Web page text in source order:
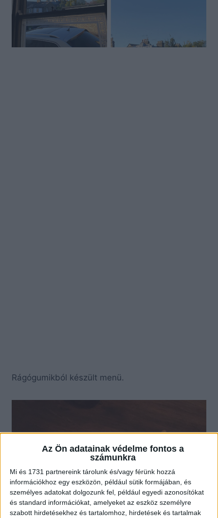
Az Ön adatainak védelme fontos a
számunkra
Mi és 1731 partnereink tárolunk és/vagy férünk hozzá
információkhoz egy eszközön, például sütik formájában, és
személyes adatokat dolgozunk fel, például egyedi azonosítókat
és standard információkat, amelyeket az eszköz személyre
szabott hirdetésekhez és tartalomhoz, hirdetések és tartalmak
Rágógumikból készült menü.